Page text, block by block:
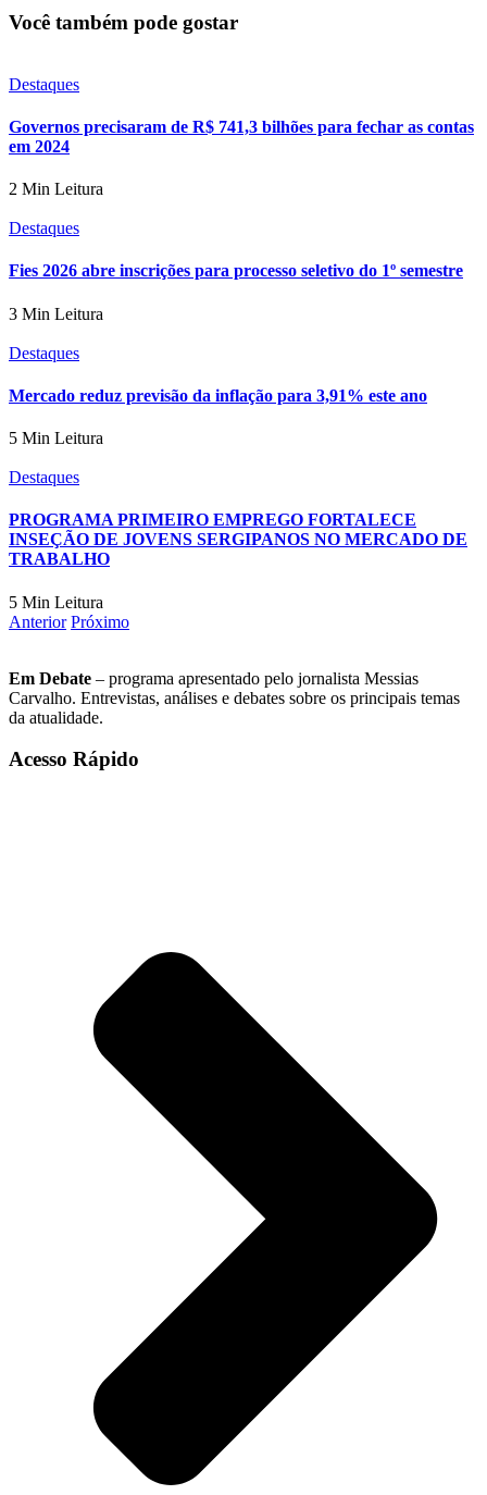
Você também pode gostar
Destaques
Governos precisaram de R$ 741,3 bilhões para fechar as contas
em 2024
2 Min Leitura
Destaques
Fies 2026 abre inscrições para processo seletivo do 1º semestre
3 Min Leitura
Destaques
Mercado reduz previsão da inflação para 3,91% este ano
5 Min Leitura
Destaques
PROGRAMA PRIMEIRO EMPREGO FORTALECE
INSEÇÃO DE JOVENS SERGIPANOS NO MERCADO DE
TRABALHO
5 Min Leitura
Anterior Próximo
Em Debate – programa apresentado pelo jornalista Messias
Carvalho. Entrevistas, análises e debates sobre os principais temas
da atualidade.
Acesso Rápido